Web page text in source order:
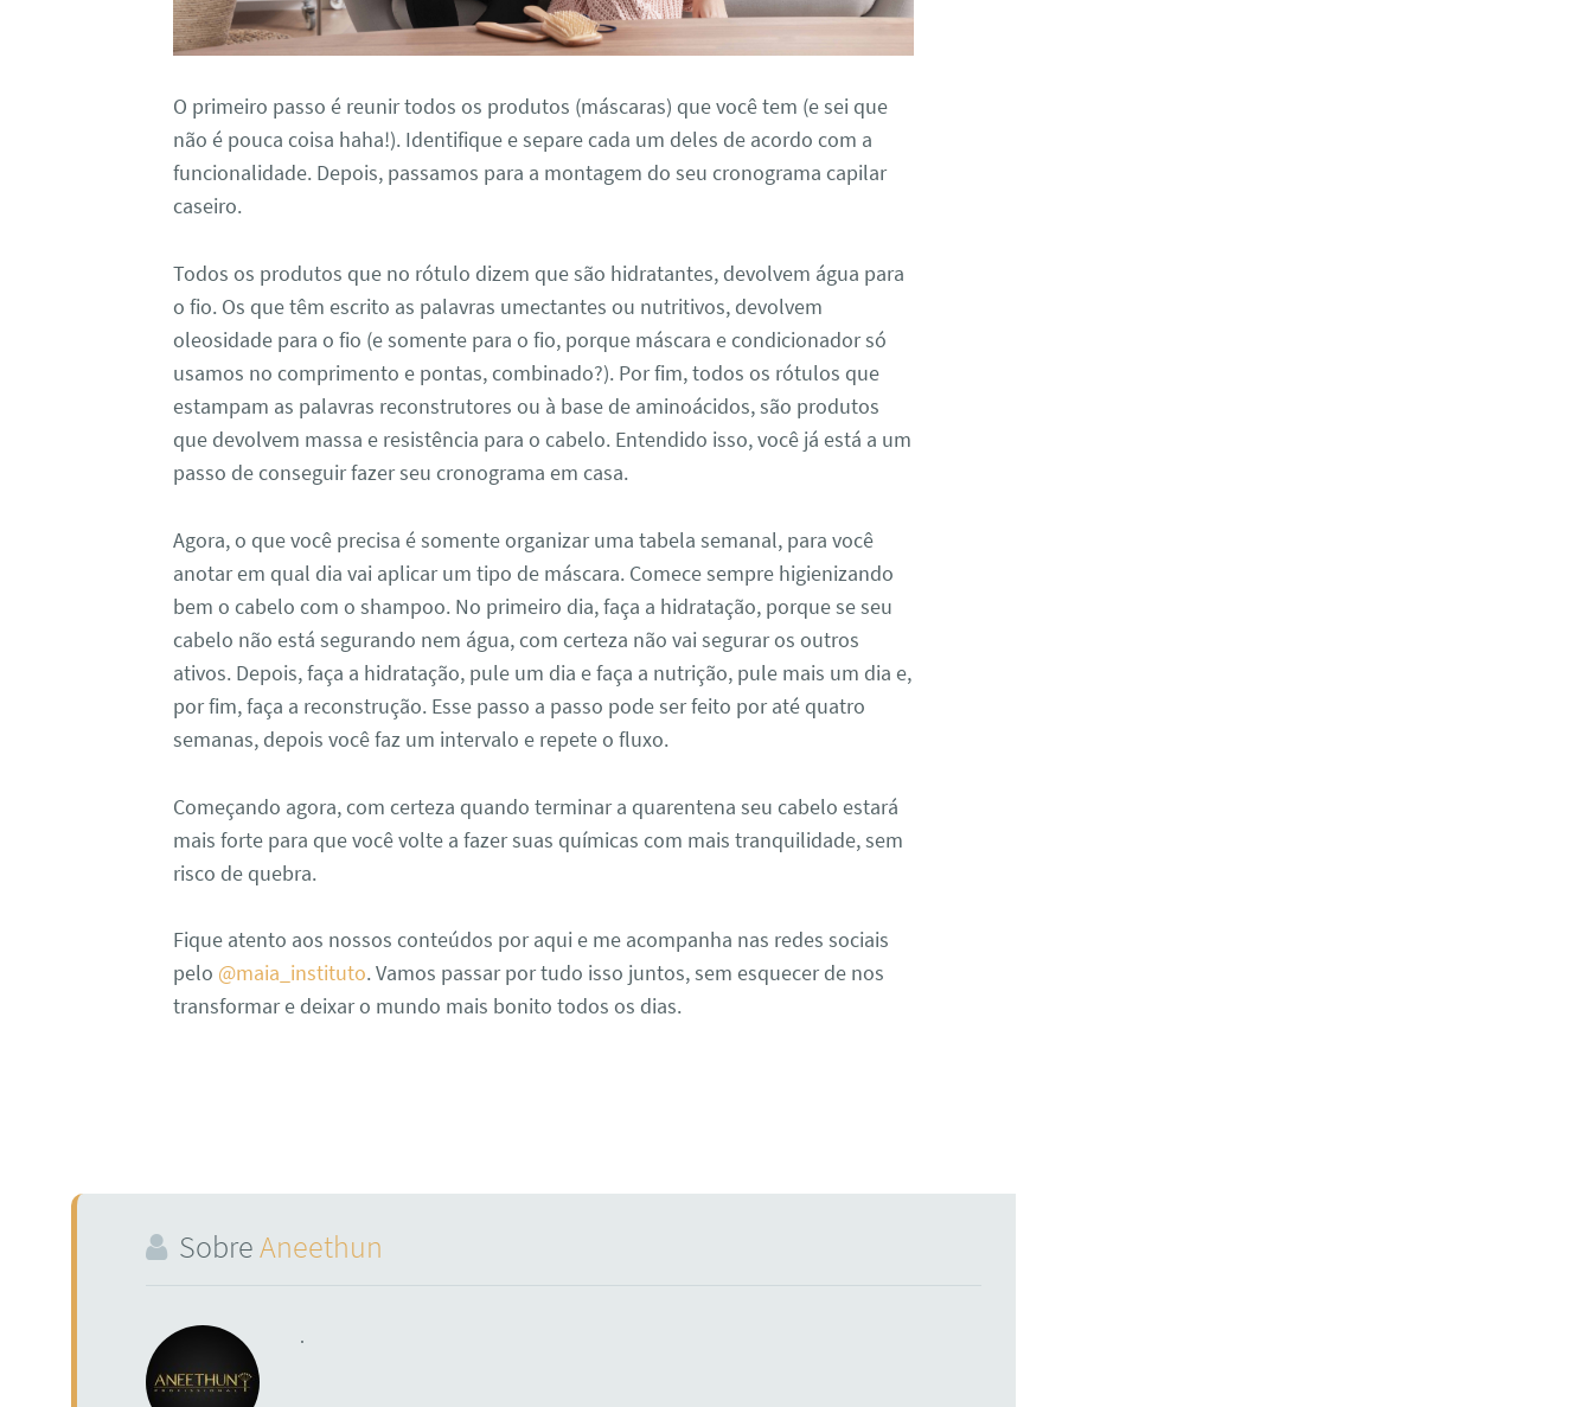
O primeiro passo é reunir todos os produtos (máscaras) que você tem (e sei que
não é pouca coisa haha!). Identifique e separe cada um deles de acordo com a
funcionalidade. Depois, passamos para a montagem do seu cronograma capilar
caseiro.
Todos os produtos que no rótulo dizem que são hidratantes, devolvem água para
o fio. Os que têm escrito as palavras umectantes ou nutritivos, devolvem
oleosidade para o fio (e somente para o fio, porque máscara e condicionador só
usamos no comprimento e pontas, combinado?). Por fim, todos os rótulos que
estampam as palavras reconstrutores ou à base de aminoácidos, são produtos
que devolvem massa e resistência para o cabelo. Entendido isso, você já está a um
passo de conseguir fazer seu cronograma em casa.
Agora, o que você precisa é somente organizar uma tabela semanal, para você
anotar em qual dia vai aplicar um tipo de máscara. Comece sempre higienizando
bem o cabelo com o shampoo. No primeiro dia, faça a hidratação, porque se seu
cabelo não está segurando nem água, com certeza não vai segurar os outros
ativos. Depois, faça a hidratação, pule um dia e faça a nutrição, pule mais um dia e,
por fim, faça a reconstrução. Esse passo a passo pode ser feito por até quatro
semanas, depois você faz um intervalo e repete o fluxo.
Começando agora, com certeza quando terminar a quarentena seu cabelo estará
mais forte para que você volte a fazer suas químicas com mais tranquilidade, sem
risco de quebra.
Fique atento aos nossos conteúdos por aqui e me acompanha nas redes sociais
pelo @maia_instituto. Vamos passar por tudo isso juntos, sem esquecer de nos
transformar e deixar o mundo mais bonito todos os dias.
SobreAneethun
.